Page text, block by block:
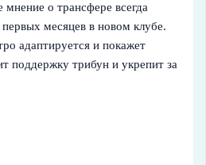
о трансфере всегда
месяцев в новом клубе.
адаптируется и покажет
поддержку трибун и укрепит за